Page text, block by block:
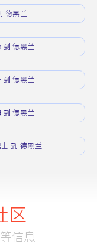
德黑兰
到 德黑兰
到 德黑兰
到 德黑兰
到 德黑兰
区
信息